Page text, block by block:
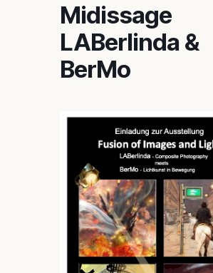
Midissage
LABerlinda &
BerMo